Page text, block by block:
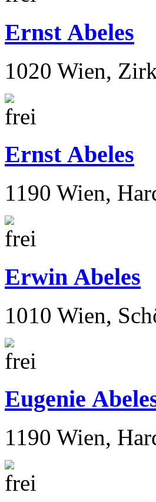
1020 Wien,
Ernst Abeles
1020 Wien,
Ernst Abeles
1190 Wien,
Erwin Abeles
1010 Wien,
Eugenie Abeles